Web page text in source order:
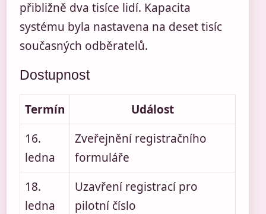
přibližně dva tisíce lidí. Kapacita
systému byla nastavena na deset tisíc
současných odběratelů.
Dostupnost
Termín
Událost
16.
ledna
Zveřejnění registračního
formuláře
18.
ledna
Uzavření registrací pro
pilotní číslo